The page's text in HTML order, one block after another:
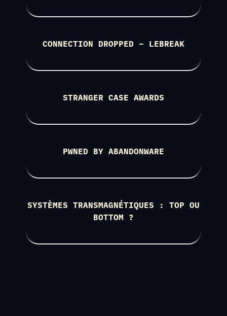
CONNECTION DROPPED – LEBREAK
STRANGER CASE AWARDS
PWNED BY ABANDONWARE
SYSTÈMES TRANSMAGNÉTIQUES : TOP OU
BOTTOM ?